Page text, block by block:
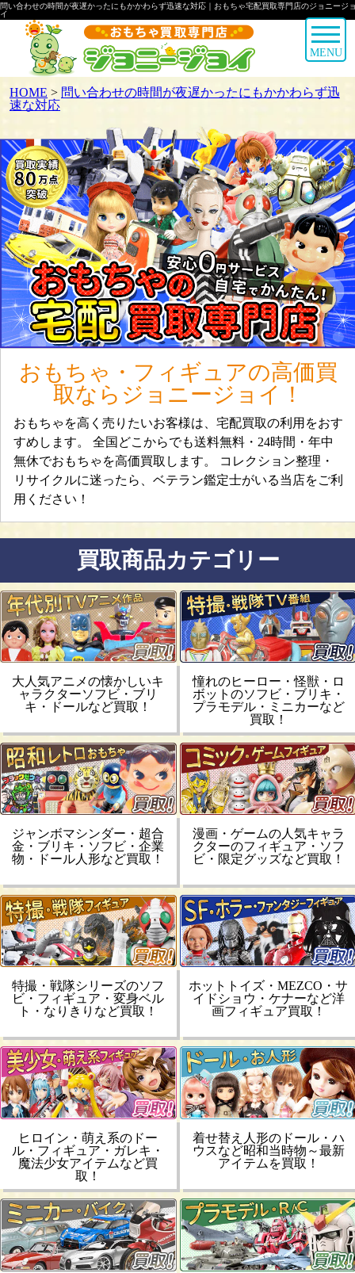
問い合わせの時間が夜遅かったにもかかわらず迅速な対応｜おもちゃ宅配買取専門店のジョニージ
イ
MENU
HOME > 問い合わせの時間が夜遅かったにもかかわらず迅
速な対応
おもちゃ・フィギュアの高価買
取ならジョニージョイ！
おもちゃを高く売りたいお客様は、宅配買取の利用をおす
すめします。 全国どこからでも送料無料・24時間・年中
無休でおもちゃを高価買取します。 コレクション整理・
リサイクルに迷ったら、ベテラン鑑定士がいる当店をご利
用ください！
買取商品カテゴリー
大人気アニメの懐かしいキ
ャラクターソフビ・ブリ
キ・ドールなど買取！
憧れのヒーロー・怪獣・ロ
ボットのソフビ・ブリキ・
プラモデル・ミニカーなど
買取！
ジャンボマシンダー・超合
金・ブリキ・ソフビ・企業
物・ドール人形など買取！
漫画・ゲームの人気キャラ
クターのフィギュア・ソフ
ビ・限定グッズなど買取！
特撮・戦隊シリーズのソフ
ビ・フィギュア・変身ベル
ト・なりきりなど買取！
ホットトイズ・MEZCO・サ
イドショウ・ケナーなど洋
画フィギュア買取！
ヒロイン・萌え系のドー
ル・フィギュア・ガレキ・
魔法少女アイテムなど買
取！
着せ替え人形のドール・ハ
ウスなど昭和当時物～最新
アイテムを買取！